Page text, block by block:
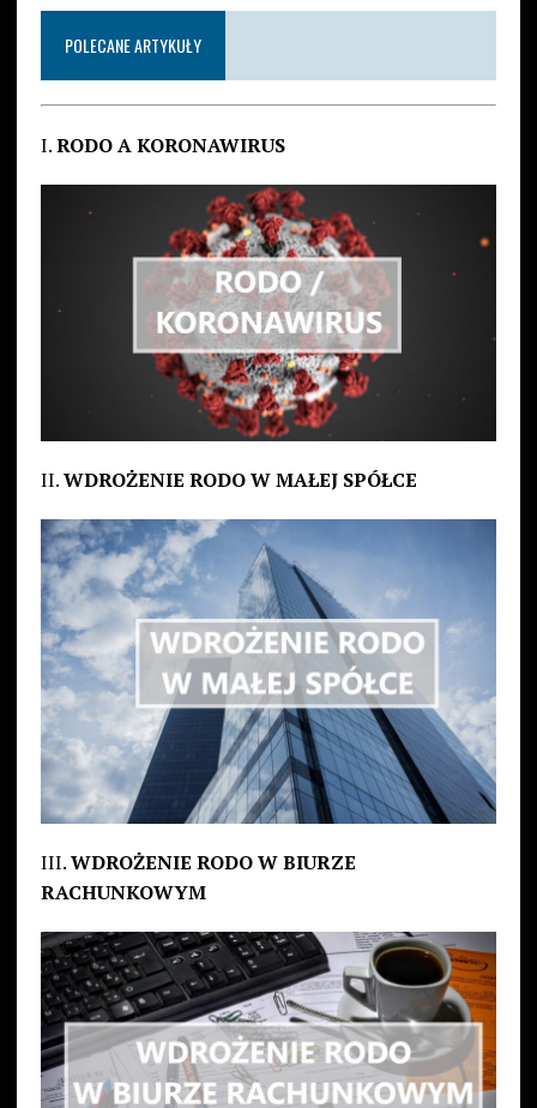
POLECANE ARTYKUŁY
I.RODO A KORONAWIRUS
II.WDROŻENIE RODO W MAŁEJ SPÓŁCE
III.WDROŻENIE RODO W BIURZE
RACHUNKOWYM